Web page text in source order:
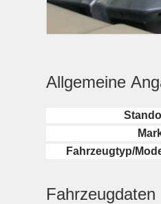
Allgemeine
Fahrzeugtyp/
Fahrzeugdaten